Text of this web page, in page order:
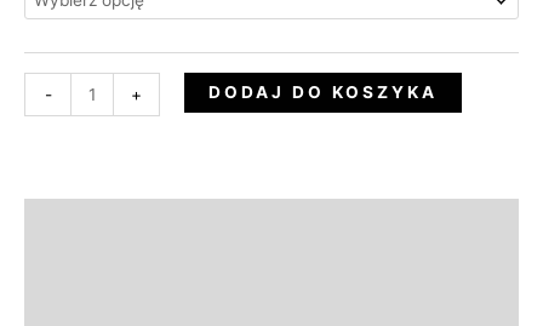
- + DODAJ DO KOSZYKA